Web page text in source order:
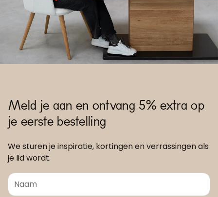
Meld je aan en ontvang 5% extra op
je eerste bestelling
We sturen je inspiratie, kortingen en verrassingen als
je lid wordt.